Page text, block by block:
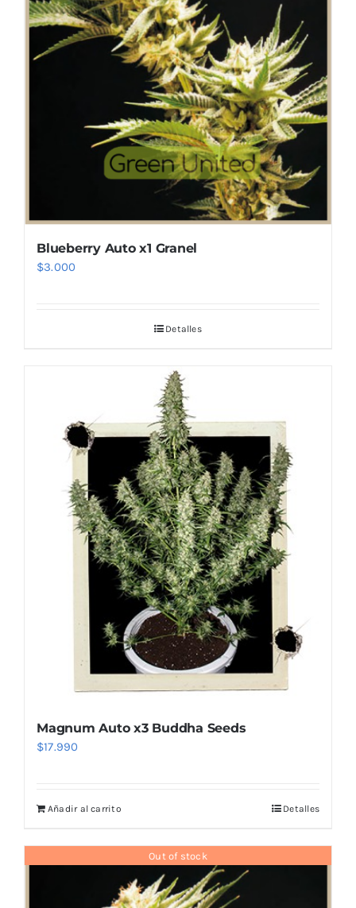
Blueberry Auto x1 Granel
$3.000
Detalles
Magnum Auto x3 Buddha Seeds
$17.990
Añadir al carrito Detalles
Out of stock